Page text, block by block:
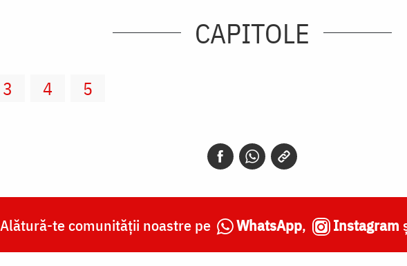
CAPITOLE
3 4 5
Alătură-te comunității noastre pe WhatsApp, Instagram